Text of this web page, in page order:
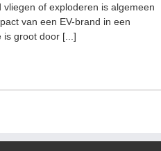
vliegen of exploderen is algemeen
van een EV-brand in een
is groot door [...]